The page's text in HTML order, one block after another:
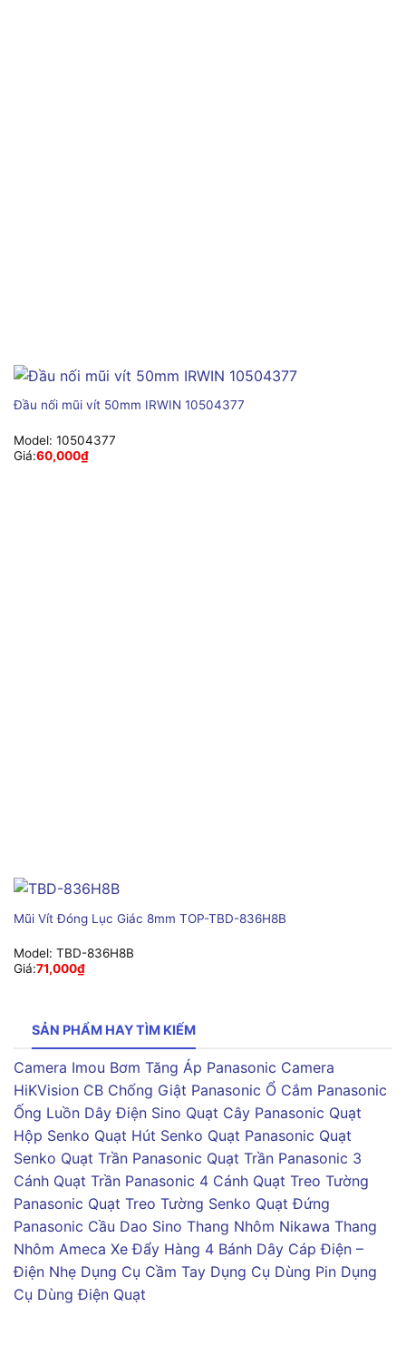
Đầu nối mũi vít 50mm IRWIN 10504377
Model: 10504377
Giá:60,000₫
Mũi Vít Đóng Lục Giác 8mm TOP-TBD-836H8B
Model: TBD-836H8B
Giá:71,000₫
SẢN PHẨM HAY TÌM KIẾM
Camera Imou Bơm Tăng Áp Panasonic Camera
HiKVision CB Chống Giật Panasonic Ổ Cắm Panasonic
Ống Luồn Dây Điện Sino Quạt Cây Panasonic Quạt
Hộp Senko Quạt Hút Senko Quạt Panasonic Quạt
Senko Quạt Trần Panasonic Quạt Trần Panasonic 3
Cánh Quạt Trần Panasonic 4 Cánh Quạt Treo Tường
Panasonic Quạt Treo Tường Senko Quạt Đứng
Panasonic Cầu Dao Sino Thang Nhôm Nikawa Thang
Nhôm Ameca Xe Đẩy Hàng 4 Bánh Dây Cáp Điện –
Điện Nhẹ Dụng Cụ Cầm Tay Dụng Cụ Dùng Pin Dụng
Cụ Dùng Điện Quạt